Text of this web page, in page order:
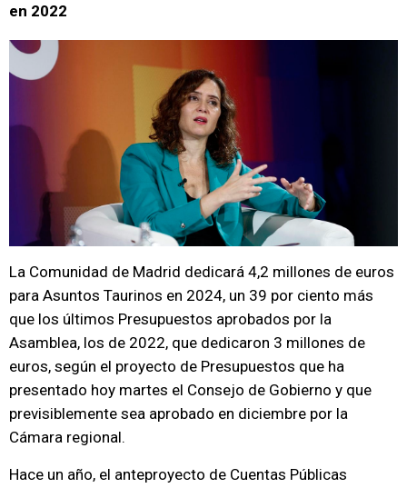
en 2022
La Comunidad de Madrid dedicará 4,2 millones de euros
para Asuntos Taurinos en 2024, un 39 por ciento más
que los últimos Presupuestos aprobados por la
Asamblea, los de 2022, que dedicaron 3 millones de
euros, según el proyecto de Presupuestos que ha
presentado hoy martes el Consejo de Gobierno y que
previsiblemente sea aprobado en diciembre por la
Cámara regional.
Hace un año, el anteproyecto de Cuentas Públicas